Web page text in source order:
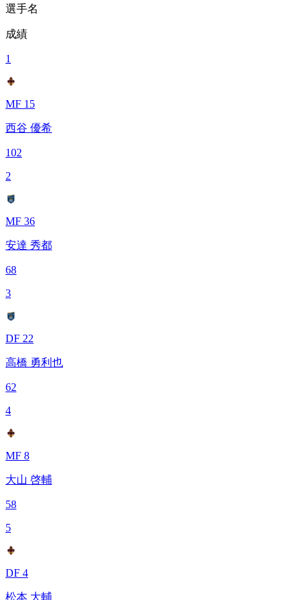
選手名
成績
1
MF 15
西谷 優希
102
2
MF 36
安達 秀都
68
3
DF 22
高橋 勇利也
62
4
MF 8
大山 啓輔
58
5
DF 4
松本 大輔